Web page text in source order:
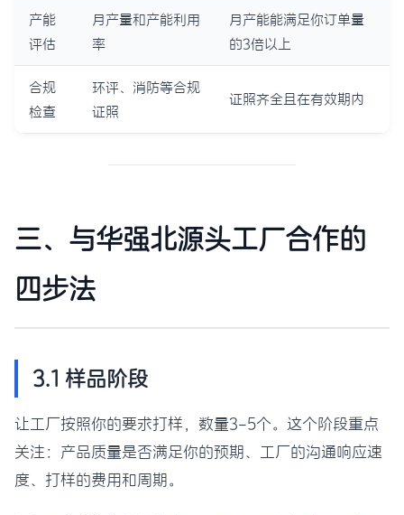
产能
评估
月产量和产能利用
率
月产能能满足你订单量
的3倍以上
合规
检查
环评、消防等合规
证照
证照齐全且在有效期内
三、与华强北源头工厂合作的
四步法
3.1 样品阶段
让工厂按照你的要求打样，数量3-5个。这个阶段重点
关注：产品质量是否满足你的预期、工厂的沟通响应速
度、打样的费用和周期。